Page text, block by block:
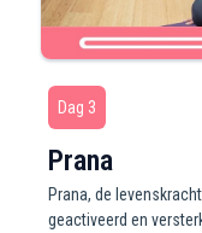
Dag 3
Prana
Prana, de
geactiveerd en